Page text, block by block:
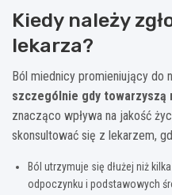
Kiedy należy
lekarza?
Ból miednicy promieniujący do
szczególnie gdy towarzyszą
znacząco wpływa na jakość
skonsultować się z lekarzem,
Ból utrzymuje się dłużej niż
odpoczynku i podstawowych